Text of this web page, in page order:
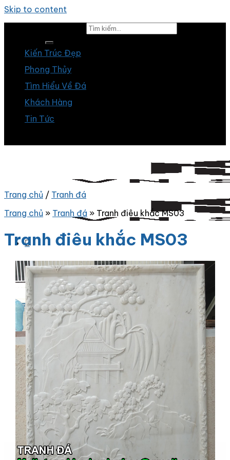
Skip to content
Kiến Trúc Đẹp
Phong Thủy
Tìm Hiểu Về Đá
Khách Hàng
Tin Tức
Danh Mục Sản Phẩm
Đá Granite
Đá Granite Màu Vàng
Đá Granite Màu Xám
Đá Granite Màu Đen
Đá Granite Màu Xanh
Đá Granite Màu Nâu
Đá Granite Màu Đỏ
Đá Travertine
Trang chủ / Tranh đá
Trang chủ » Tranh đá » Tranh điêu khắc MS03
Tranh điêu khắc MS03